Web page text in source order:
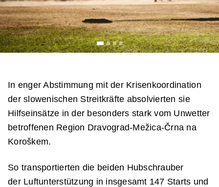
In enger Abstimmung mit der Krisenkoordination
der slowenischen Streitkräfte absolvierten sie
Hilfseinsätze in der besonders stark vom Unwetter
betroffenen Region Dravograd-Mežica-Črna na
Koroškem.
So transportierten die beiden Hubschrauber
der Luftunterstützung in insgesamt 147 Starts und